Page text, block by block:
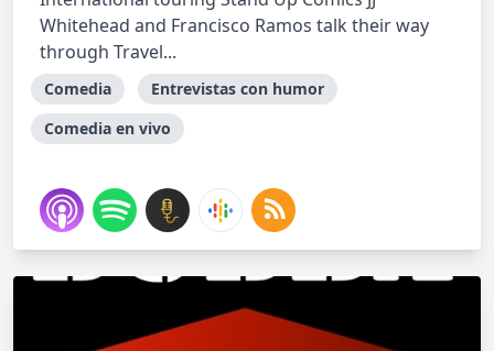
Whitehead and Francisco Ramos talk their way
through Travel...
Comedia
Entrevistas con humor
Comedia en vivo